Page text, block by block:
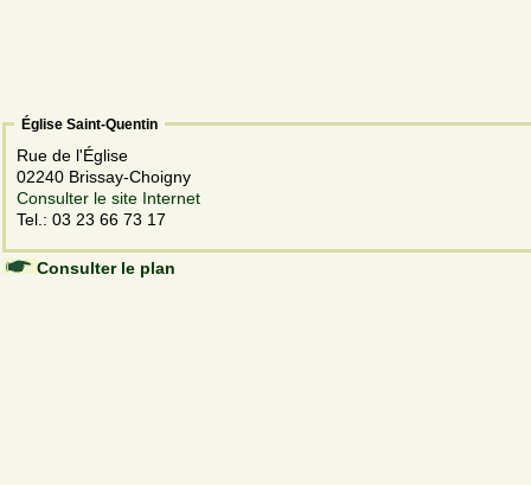
Église Saint-Quentin
Rue de l'Église
02240 Brissay-Choigny
Consulter le site Internet
Tel.: 03 23 66 73 17
Consulter le plan